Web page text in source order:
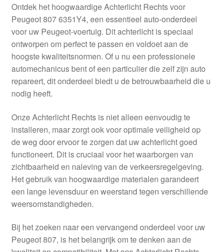
Contact
Kassa
Klachten
Klachtenprocedure
Levering
Mijn account
Over ons
Privacybeleid
Winkelwagen
Ontdek het hoogwaardige Achterlicht Rechts voor
Peugeot 807 6351Y4, een essentieel auto-onderdeel
voor uw Peugeot-voertuig. Dit achterlicht is speciaal
ontworpen om perfect te passen en voldoet aan de
hoogste kwaliteitsnormen. Of u nu een professionele
automechanicus bent of een particulier die zelf zijn auto
repareert, dit onderdeel biedt u de betrouwbaarheid die u
nodig heeft.
Onze Achterlicht Rechts is niet alleen eenvoudig te
installeren, maar zorgt ook voor optimale veiligheid op
de weg door ervoor te zorgen dat uw achterlicht goed
functioneert. Dit is cruciaal voor het waarborgen van
zichtbaarheid en naleving van de verkeersregelgeving.
Het gebruik van hoogwaardige materialen garandeert
een lange levensduur en weerstand tegen verschillende
weersomstandigheden.
Bij het zoeken naar een vervangend onderdeel voor uw
Peugeot 807, is het belangrijk om te denken aan de